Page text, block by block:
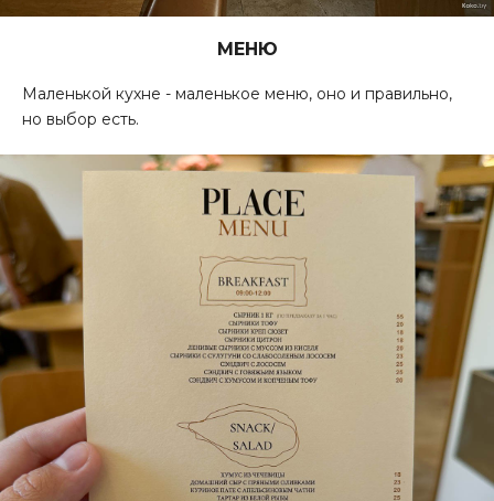
МЕНЮ
Маленькой кухне - маленькое меню, оно и правильно,
но выбор есть.